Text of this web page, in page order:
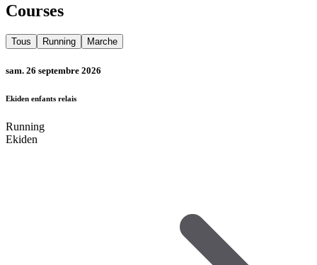
Courses
Tous Running Marche
sam. 26 septembre 2026
Ekiden enfants relais
Running
Ekiden